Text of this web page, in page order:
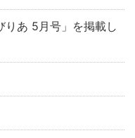
りあ 5月号」を掲載し